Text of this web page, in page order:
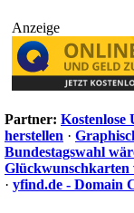
Anzeige
Partner: Kostenlose
herstellen ·
Bundestagswahl
Glückwunschkarten
· yfind.de - Domain